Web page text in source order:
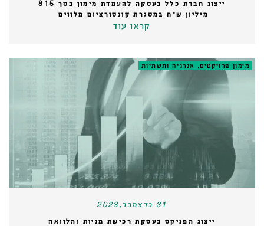
ייצוג חברת כלל בעסקה להעמדת מימון בסך 815
מיליון ש״ח במסגרת קונסורציום מלווים
קראו עוד
מימון פרויקטים, אנרגיה ותשתיות
31 בדצמבר,2023
ייצוג הפניקס בעסקת רכישת מניות והלוואה